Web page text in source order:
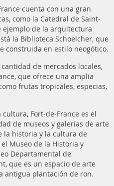
cuenta con una gran
como la Catedral de Saint-
ejemplo de la arquitectura
la Biblioteca Schoelcher, que
construida en estilo neogótico.
de mercados locales,
que ofrece una amplia
frutas tropicales, especias,
Fort-de-France es el
de museos y galerías de arte
la historia y la cultura de
Museo de la Historia y
Departamental de
que es un espacio de arte
antigua plantación de ron.